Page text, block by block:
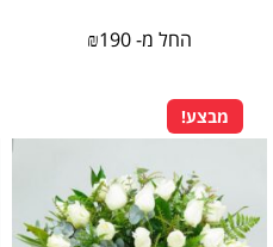
החל מ- ₪190
מבצע!